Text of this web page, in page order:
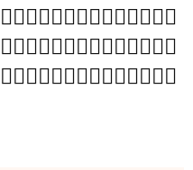
𞞦𞞧𞞨𞞩𞞪𞞫𞞬𞞭𞞮𞞯𞞰𞞱𞞲𞞳
𞟄𞟅𞟆𞟇𞟈𞟉𞟊𞟋𞟌𞟍𞟎𞟏𞟐𞟑
𞟢𞟣𞟤𞟥𞟦𞟧𞟨𞟩𞟪𞟫𞟬𞟭𞟮𞟯